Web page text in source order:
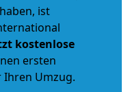
ist
kostenlose
ersten
Umzug.